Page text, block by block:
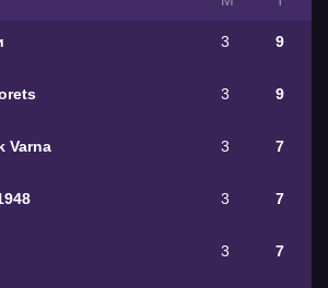
3 9
3 9
Varna 3 7
3 7
3 7